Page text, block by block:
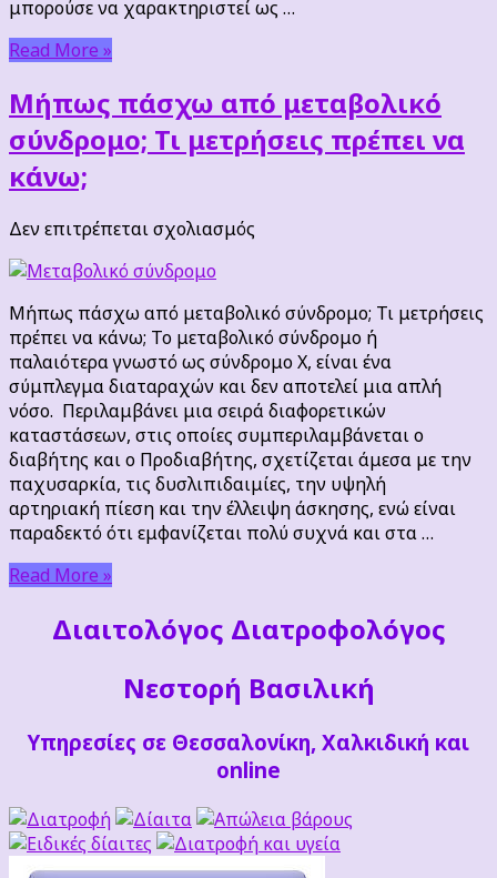
διάγνωση
μπορούσε να χαρακτηριστεί ως …
Read More »
Μήπως πάσχω από μεταβολικό
σύνδρομο; Τι μετρήσεις πρέπει να
κάνω;
Δεν επιτρέπεται σχολιασμός
από
μεταβολικό
σύνδρομο;
Τι
μετρήσεις
πρέπει
να
κάνω;
Μήπως πάσχω από μεταβολικό σύνδρομο; Τι μετρήσεις
πρέπει να κάνω; Το μεταβολικό σύνδρομο ή
παλαιότερα γνωστό ως σύνδρομο Χ, είναι ένα
σύμπλεγμα διαταραχών και δεν αποτελεί μια απλή
νόσο. Περιλαμβάνει μια σειρά διαφορετικών
καταστάσεων, στις οποίες συμπεριλαμβάνεται ο
διαβήτης και ο Προδιαβήτης, σχετίζεται άμεσα με την
παχυσαρκία, τις δυσλιπιδαιμίες, την υψηλή
αρτηριακή πίεση και την έλλειψη άσκησης, ενώ είναι
παραδεκτό ότι εμφανίζεται πολύ συχνά και στα …
Read More »
Διαιτoλόγος Διατροφολόγος
Νεστορή Βασιλική
Υπηρεσίες σε Θεσσαλονίκη, Χαλκιδική και
online